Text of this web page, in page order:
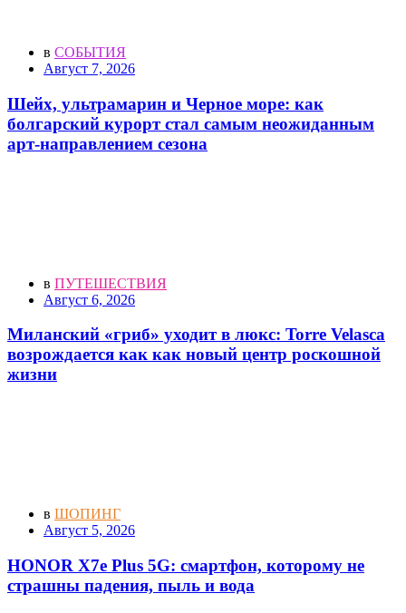
в СОБЫТИЯ
Август 7, 2026
Шейх, ультрамарин и Черное море: как
болгарский курорт стал самым неожиданным
арт-направлением сезона
в ПУТЕШЕСТВИЯ
Август 6, 2026
Миланский «гриб» уходит в люкс: Torre Velasca
возрождается как как новый центр роскошной
жизни
в ШОПИНГ
Август 5, 2026
HONOR X7e Plus 5G: смартфон, которому не
страшны падения, пыль и вода